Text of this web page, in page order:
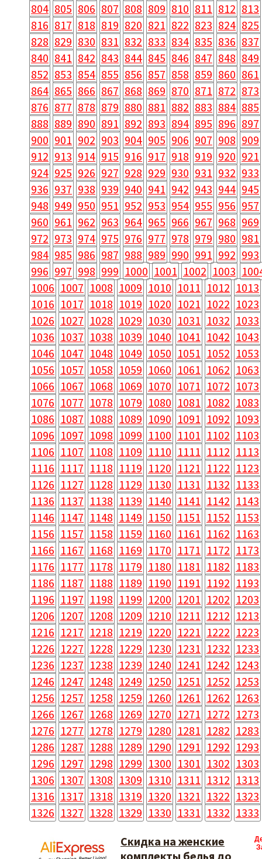
804 805 806 807 808 809 810 811 812 813
816 817 818 819 820 821 822 823 824 825
828 829 830 831 832 833 834 835 836 837
840 841 842 843 844 845 846 847 848 849
852 853 854 855 856 857 858 859 860 861
864 865 866 867 868 869 870 871 872 873
876 877 878 879 880 881 882 883 884 885
888 889 890 891 892 893 894 895 896 897
900 901 902 903 904 905 906 907 908 909
912 913 914 915 916 917 918 919 920 921
924 925 926 927 928 929 930 931 932 933
936 937 938 939 940 941 942 943 944 945
948 949 950 951 952 953 954 955 956 957
960 961 962 963 964 965 966 967 968 969
972 973 974 975 976 977 978 979 980 981
984 985 986 987 988 989 990 991 992 993
996 997 998 999 1000 1001 1002 1003
1006 1007 1008 1009 1010 1011 1012 1013
1016 1017 1018 1019 1020 1021 1022 1023
1026 1027 1028 1029 1030 1031 1032 1033
1036 1037 1038 1039 1040 1041 1042 1043
1046 1047 1048 1049 1050 1051 1052 1053
1056 1057 1058 1059 1060 1061 1062 1063
1066 1067 1068 1069 1070 1071 1072 1073
1076 1077 1078 1079 1080 1081 1082 1083
1086 1087 1088 1089 1090 1091 1092 1093
1096 1097 1098 1099 1100 1101 1102 1103
1106 1107 1108 1109 1110 1111 1112 1113
1116 1117 1118 1119 1120 1121 1122 1123
1126 1127 1128 1129 1130 1131 1132 1133
1136 1137 1138 1139 1140 1141 1142 1143
1146 1147 1148 1149 1150 1151 1152 1153
1156 1157 1158 1159 1160 1161 1162 1163
1166 1167 1168 1169 1170 1171 1172 1173
1176 1177 1178 1179 1180 1181 1182 1183
1186 1187 1188 1189 1190 1191 1192 1193
1196 1197 1198 1199 1200 1201 1202 1203
1206 1207 1208 1209 1210 1211 1212 1213
1216 1217 1218 1219 1220 1221 1222 1223
1226 1227 1228 1229 1230 1231 1232 1233
1236 1237 1238 1239 1240 1241 1242 1243
1246 1247 1248 1249 1250 1251 1252 1253
1256 1257 1258 1259 1260 1261 1262 1263
1266 1267 1268 1269 1270 1271 1272 1273
1276 1277 1278 1279 1280 1281 1282 1283
1286 1287 1288 1289 1290 1291 1292 1293
1296 1297 1298 1299 1300 1301 1302 1303
1306 1307 1308 1309 1310 1311 1312 1313
1316 1317 1318 1319 1320 1321 1322 1323
1326 1327 1328 1329 1330 1331 1332 1333
Скидка на женские
комплекты белья до